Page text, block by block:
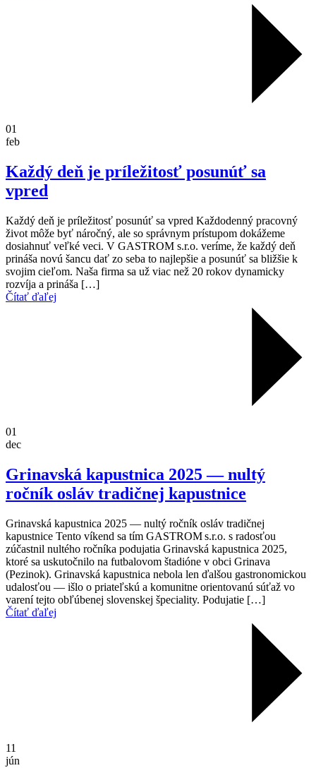
01
feb
Každý deň je príležitosť posunúť sa
vpred
Každý deň je príležitosť posunúť sa vpred Každodenný pracovný
život môže byť náročný, ale so správnym prístupom dokážeme
dosiahnuť veľké veci. V GASTROM s.r.o. veríme, že každý deň
prináša novú šancu dať zo seba to najlepšie a posunúť sa bližšie k
svojim cieľom. Naša firma sa už viac než 20 rokov dynamicky
rozvíja a prináša […]
Čítať ďaľej
01
dec
Grinavská kapustnica 2025 — nultý
ročník osláv tradičnej kapustnice
Grinavská kapustnica 2025 — nultý ročník osláv tradičnej
kapustnice Tento víkend sa tím GASTROM s.r.o. s radosťou
zúčastnil nultého ročníka podujatia Grinavská kapustnica 2025,
ktoré sa uskutočnilo na futbalovom štadióne v obci Grinava
(Pezinok). Grinavská kapustnica nebola len ďalšou gastronomickou
udalosťou — išlo o priateľskú a komunitne orientovanú súťaž vo
varení tejto obľúbenej slovenskej špeciality. Podujatie […]
Čítať ďaľej
11
jún